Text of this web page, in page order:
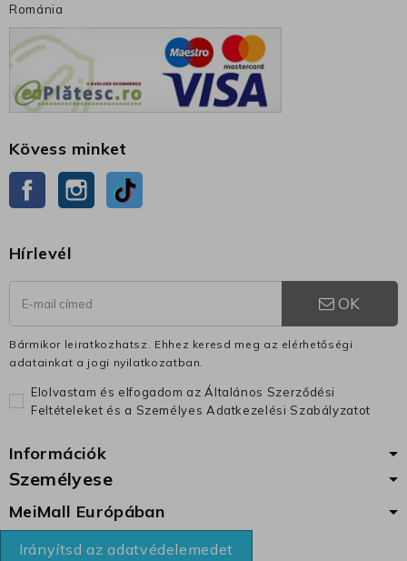
Románia
Kövess minket
Facebook Instagram
Hírlevél
OK
Bármikor leiratkozhatsz. Ehhez keresd meg az elérhetőségi
adatainkat a jogi nyilatkozatban.
Elolvastam és elfogadom az Általános Szerződési
Feltételeket és a Személyes Adatkezelési Szabályzatot
Információk
Személyese
MeiMall Európában
Irányítsd az adatvédelemedet